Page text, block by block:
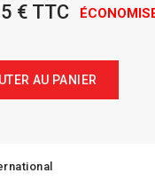
€ TTC
AU PANIER